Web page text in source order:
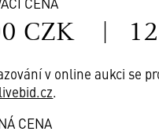
CZK |
v online aukci se
livebid.cz.
CENA